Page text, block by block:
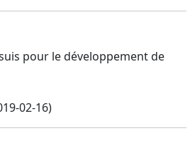
pour le développement de
02-16)